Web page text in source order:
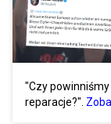
"Czy
reparacje?".